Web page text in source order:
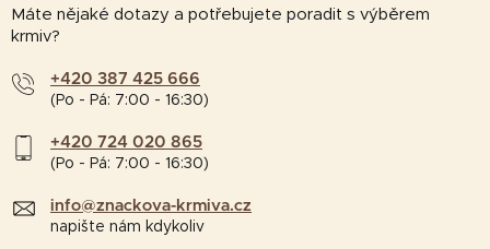
Máte nějaké dotazy a potřebujete poradit s výběrem
krmiv?
+420 387 425 666
(Po - Pá: 7:00 - 16:30)
+420 724 020 865
(Po - Pá: 7:00 - 16:30)
info@znackova-krmiva.cz
napište nám kdykoliv